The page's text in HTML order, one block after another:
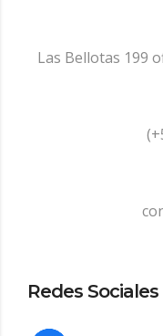
Las Bellotas 199
Redes Sociales